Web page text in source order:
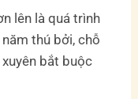
lên là quá trình
thú bởi, chỗ
bắt buộc